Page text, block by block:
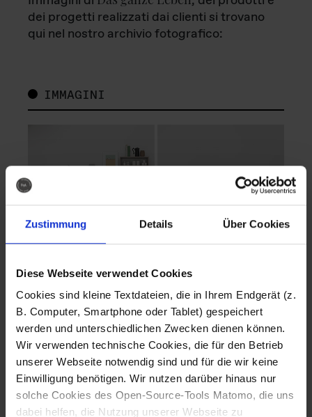
Zustimmung Details Über Cookies
Diese Webseite verwendet Cookies
Cookies sind kleine Textdateien, die in Ihrem Endgerät (z.
B. Computer, Smartphone oder Tablet) gespeichert
werden und unterschiedlichen Zwecken dienen können.
Wir verwenden technische Cookies, die für den Betrieb
unserer Webseite notwendig sind und für die wir keine
Einwilligung benötigen. Wir nutzen darüber hinaus nur
solche Cookies des Open-Source-Tools Matomo, die uns
dabei helfen, die Nutzung unserer Webseite zu
dei progetti realizzati dai clienti si trovano
qui nel nostro archivio fotografico:
IMMAGINI
Fotografo: Lorenz
Sternbach
Download
Fotografo: Lorenz
Sternbach
Download